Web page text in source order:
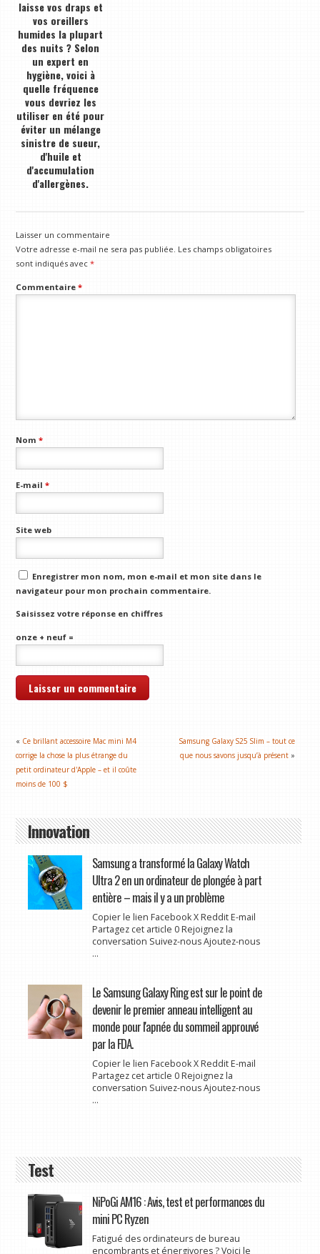
laisse vos draps et
vos oreillers
humides la plupart
des nuits ? Selon
un expert en
hygiène, voici à
quelle fréquence
vous devriez les
utiliser en été pour
éviter un mélange
sinistre de sueur,
d'huile et
d'accumulation
d'allergènes.
Laisser un commentaire
Votre adresse e-mail ne sera pas publiée. Les champs obligatoires
sont indiqués avec*
Commentaire*
Nom*
E-mail*
Site web
Enregistrer mon nom, mon e-mail et mon site dans le
navigateur pour mon prochain commentaire.
Saisissez votre réponse en chiffres
onze + neuf =
« Ce brillant accessoire Mac mini M4
corrige la chose la plus étrange du
petit ordinateur d'Apple – et il coûte
moins de 100 $
Samsung Galaxy S25 Slim – tout ce
que nous savons jusqu’à présent »
Innovation
Samsung a transformé la Galaxy Watch
Ultra 2 en un ordinateur de plongée à part
entière – mais il y a un problème
Copier le lien Facebook X Reddit E-mail
Partagez cet article 0 Rejoignez la
conversation Suivez-nous Ajoutez-nous
...
Le Samsung Galaxy Ring est sur le point de
devenir le premier anneau intelligent au
monde pour l'apnée du sommeil approuvé
par la FDA.
Copier le lien Facebook X Reddit E-mail
Partagez cet article 0 Rejoignez la
conversation Suivez-nous Ajoutez-nous
...
Test
NiPoGi AM16 : Avis, test et performances du
mini PC Ryzen
Fatigué des ordinateurs de bureau
encombrants et énergivores ? Voici le